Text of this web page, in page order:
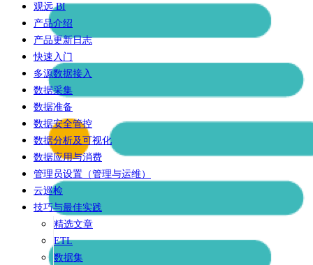
观远 BI
产品介绍
产品更新日志
快速入门
多源数据接入
数据采集
数据准备
数据安全管控
数据分析及可视化
数据应用与消费
管理员设置（管理与运维）
云巡检
技巧与最佳实践
精选文章
ETL
数据集